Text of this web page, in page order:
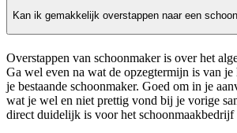
Kan ik gemakkelijk overstappen naar een
Overstappen van schoonmaker is over het
Ga wel even na wat de opzegtermijn is van
je bestaande schoonmaker. Goed om in je
wat je wel en niet prettig vond bij je vorige
direct duidelijk is voor het